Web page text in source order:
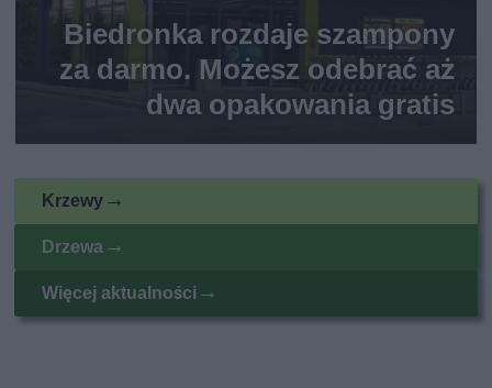
Biedronka rozdaje szampony
za darmo. Możesz odebrać aż
dwa opakowania gratis
Krzewy
Drzewa
Więcej aktualności